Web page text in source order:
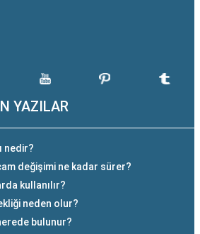
YAZILAR
nedir?
değişimi ne kadar sürer?
kullanılır?
neden olur?
bulunur?